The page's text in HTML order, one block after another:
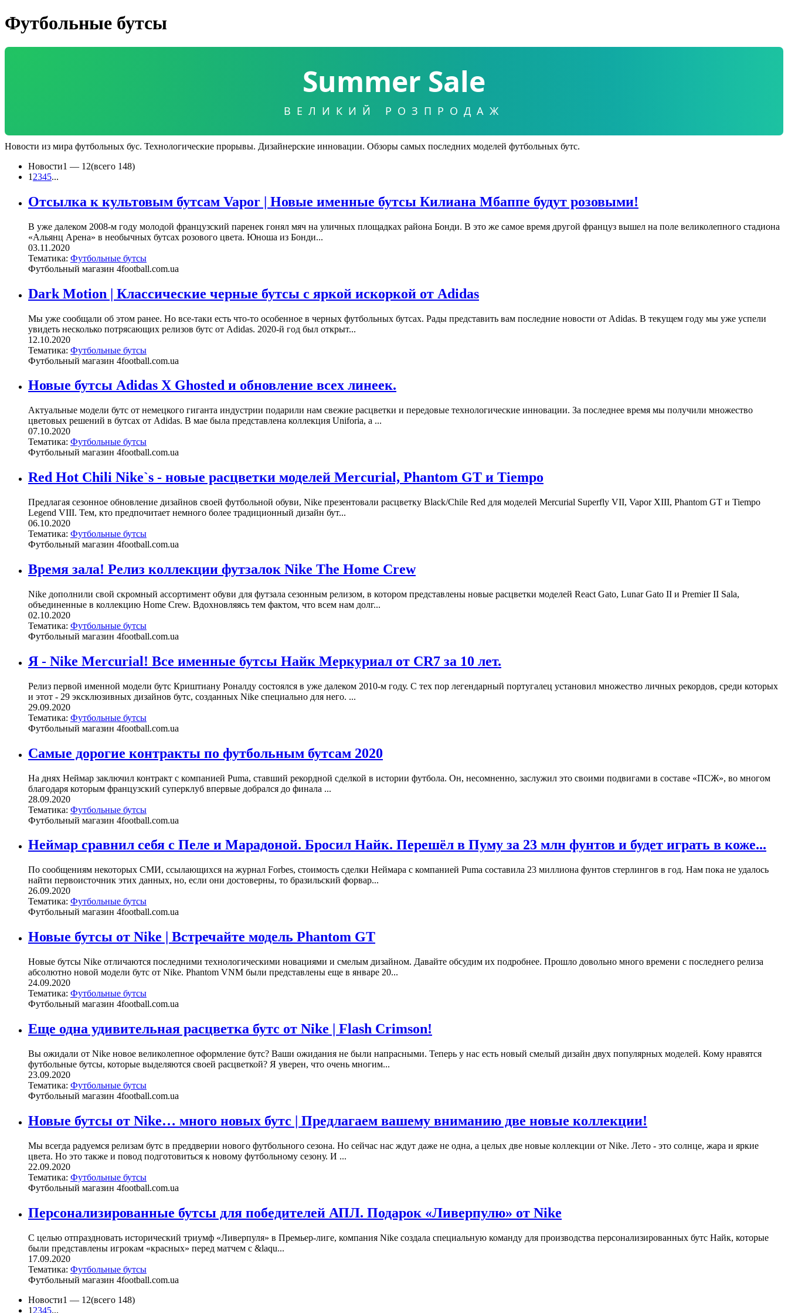
Футбольные бутсы
Summer Sale
ВЕЛИКИЙ РОЗПРОДАЖ
Новости из мира футбольных бус. Технологические прорывы. Дизайнерские инновации. Обзоры самых последних моделей футбольных бутс.
Новости1 — 12(всего 148)
1 2345...
Отсылка к культовым бутсам Vapor | Новые именные бутсы Килиана Мбаппе будут розовыми!
В уже далеком 2008-м году молодой французский паренек гонял мяч на уличных площадках района Бонди. В это же самое время другой француз вышел на поле великолепного стадиона
«Альянц Арена» в необычных бутсах розового цвета. Юноша из Бонди...
03.11.2020
Тематика: Футбольные бутсы
Футбольный магазин 4football.com.ua
Dark Motion | Классические черные бутсы с яркой искоркой от Adidas
Мы уже сообщали об этом ранее. Но все-таки есть что-то особенное в черных футбольных бутсах. Рады представить вам последние новости от Adidas. В текущем году мы уже успели
увидеть несколько потрясающих релизов бутс от Adidas. 2020-й год был открыт...
12.10.2020
Тематика: Футбольные бутсы
Футбольный магазин 4football.com.ua
Новые бутсы Adidas X Ghosted и обновление всех линеек.
Актуальные модели бутс от немецкого гиганта индустрии подарили нам свежие расцветки и передовые технологические инновации. За последнее время мы получили множество
цветовых решений в бутсах от Adidas. В мае была представлена коллекция Uniforia, а ...
07.10.2020
Тематика: Футбольные бутсы
Футбольный магазин 4football.com.ua
Red Hot Chili Nike`s - новые расцветки моделей Mercurial, Phantom GT и Tiempo
Предлагая сезонное обновление дизайнов своей футбольной обуви, Nike презентовали расцветку Black/Chile Red для моделей Mercurial Superfly VII, Vapor XIII, Phantom GT и Tiempo
Legend VIII. Тем, кто предпочитает немного более традиционный дизайн бут...
06.10.2020
Тематика: Футбольные бутсы
Футбольный магазин 4football.com.ua
Время зала! Релиз коллекции футзалок Nike The Home Crew
Nike дополнили свой скромный ассортимент обуви для футзала сезонным релизом, в котором представлены новые расцветки моделей React Gato, Lunar Gato II и Premier II Sala,
объединенные в коллекцию Home Crew. Вдохновляясь тем фактом, что всем нам долг...
02.10.2020
Тематика: Футбольные бутсы
Футбольный магазин 4football.com.ua
Я - Nike Mercurial! Все именные бутсы Найк Меркуриал от CR7 за 10 лет.
Релиз первой именной модели бутс Криштиану Роналду состоялся в уже далеком 2010-м году. С тех пор легендарный португалец установил множество личных рекордов, среди которых
и этот - 29 эксклюзивных дизайнов бутс, созданных Nike специально для него. ...
29.09.2020
Тематика: Футбольные бутсы
Футбольный магазин 4football.com.ua
Самые дорогие контракты по футбольным бутсам 2020
На днях Неймар заключил контракт с компанией Puma, ставший рекордной сделкой в истории футбола. Он, несомненно, заслужил это своими подвигами в составе «ПСЖ», во многом
благодаря которым французский суперклуб впервые добрался до финала ...
28.09.2020
Тематика: Футбольные бутсы
Футбольный магазин 4football.com.ua
Неймар сравнил себя с Пеле и Марадоной. Бросил Найк. Перешёл в Пуму за 23 млн фунтов и будет играть в коже...
По сообщениям некоторых СМИ, ссылающихся на журнал Forbes, стоимость сделки Неймара с компанией Puma составила 23 миллиона фунтов стерлингов в год. Нам пока не удалось
найти первоисточник этих данных, но, если они достоверны, то бразильский форвар...
26.09.2020
Тематика: Футбольные бутсы
Футбольный магазин 4football.com.ua
Новые бутсы от Nike | Встречайте модель Phantom GT
Новые бутсы Nike отличаются последними технологическими новациями и смелым дизайном. Давайте обсудим их подробнее. Прошло довольно много времени с последнего релиза
абсолютно новой модели бутс от Nike. Phantom VNM были представлены еще в январе 20...
24.09.2020
Тематика: Футбольные бутсы
Футбольный магазин 4football.com.ua
Еще одна удивительная расцветка бутс от Nike | Flash Crimson!
Вы ожидали от Nike новое великолепное оформление бутс? Ваши ожидания не были напрасными. Теперь у нас есть новый смелый дизайн двух популярных моделей. Кому нравятся
футбольные бутсы, которые выделяются своей расцветкой? Я уверен, что очень многим...
23.09.2020
Тематика: Футбольные бутсы
Футбольный магазин 4football.com.ua
Новые бутсы от Nike… много новых бутс | Предлагаем вашему вниманию две новые коллекции!
Мы всегда радуемся релизам бутс в преддверии нового футбольного сезона. Но сейчас нас ждут даже не одна, а целых две новые коллекции от Nike. Лето - это солнце, жара и яркие
цвета. Но это также и повод подготовиться к новому футбольному сезону. И ...
22.09.2020
Тематика: Футбольные бутсы
Футбольный магазин 4football.com.ua
Персонализированные бутсы для победителей АПЛ. Подарок «Ливерпулю» от Nike
С целью отпраздновать исторический триумф «Ливерпуля» в Премьер-лиге, компания Nike создала специальную команду для производства персонализированных бутс Найк, которые
были представлены игрокам «красных» перед матчем с &laqu...
17.09.2020
Тематика: Футбольные бутсы
Футбольный магазин 4football.com.ua
Новости1 — 12(всего 148)
1 2345...